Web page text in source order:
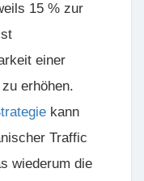
15 % zur
einer
erhöhen.
kann
Traffic
wiederum die